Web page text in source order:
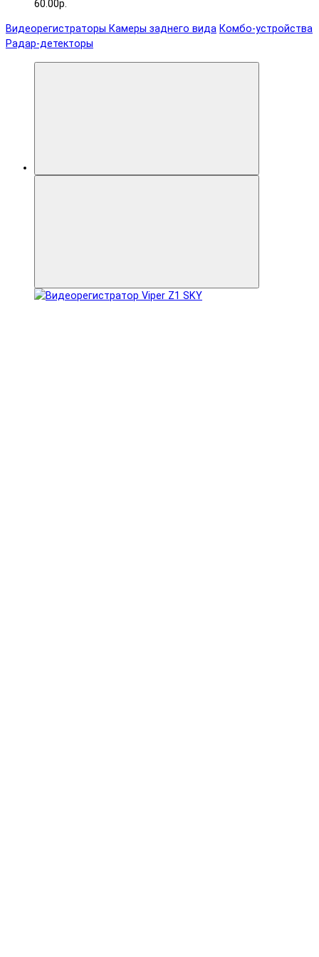
60.00р.
Видеорегистраторы Камеры заднего вида Комбо-устройства
Радар-детекторы